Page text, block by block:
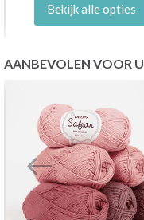
Bekijk alle opties
AANBEVOLEN VOOR U